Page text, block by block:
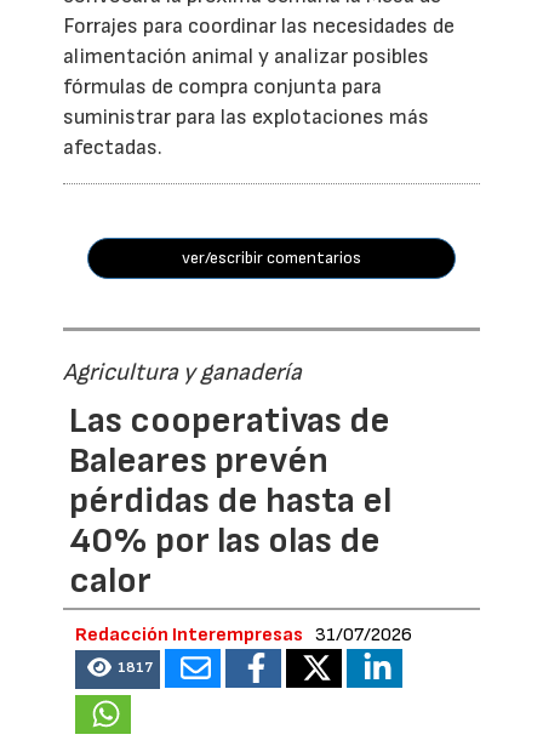
Forrajes para coordinar las necesidades de
alimentación animal y analizar posibles
fórmulas de compra conjunta para
suministrar para las explotaciones más
afectadas.
ver/escribir comentarios
Agricultura y ganadería
Las cooperativas de
Baleares prevén
pérdidas de hasta el
40% por las olas de
calor
Redacción Interempresas 31/07/2026
1817